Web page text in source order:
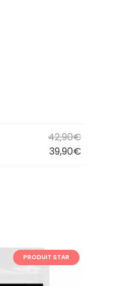
42,90€Le
prix
initial
39,90€Le
prix
PRODUIT STAR